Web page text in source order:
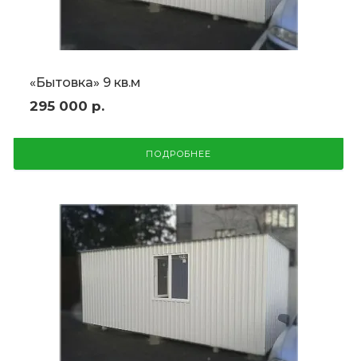
«Бытовка» 9 кв.м
295 000 р.
ПОДРОБНЕЕ